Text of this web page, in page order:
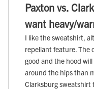
Paxton vs.
want heavy/
I like the sweatshirt,
repellant feature. The
good and the hood
around the hips than
Clarksburg sweatshirt